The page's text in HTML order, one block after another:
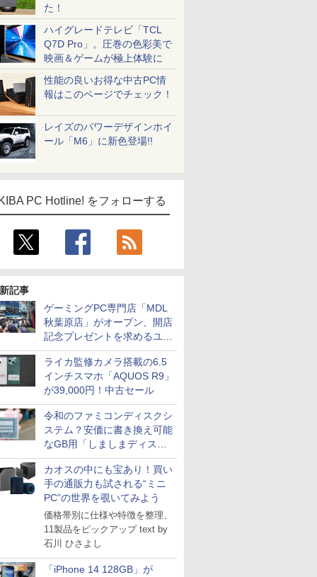
た！
ハイグレードテレビ「TCL
Q7D Pro」。圧巻の色彩美で
映画＆ゲームが極上体験に
性能の良いお得な中古PC情
報はこのページでチェック！
レイズのパワーデザインホイ
ール「M6」に新色登場!!
PC Hotline! をフォローする
記事
ゲーミングPC専門店「MDL
秋葉原店」がオープン、開店
記念プレゼントを求めるユー
ザーが押し寄せ長蛇の列に
ライカ監修カメラ搭載の6.5
インチスマホ「AQUOS R9」
が39,000円！中古セール
令和のファミコンディスクシ
ステム？安価に書き換え可能
なGB用「しましまディスク
システム」
カオスの中にも宝あり！買い
手の通販力も試される“ミニ
PC”の世界を覗いてみよう
価格帯別に仕様や特徴を整理、
11製品をピックアップ text by
石川 ひさよし
「iPhone 14 128GB」が